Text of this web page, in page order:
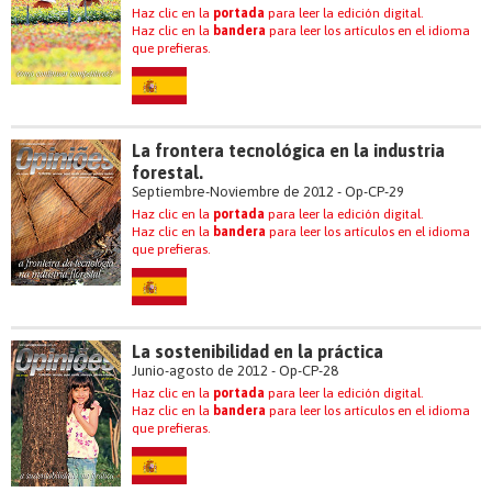
Haz clic en la portada para leer la edición digital.
Haz clic en la bandera para leer los artículos en el idioma
que prefieras.
La frontera tecnológica en la industria
forestal.
Septiembre-Noviembre de 2012 - Op-CP-29
Haz clic en la portada para leer la edición digital.
Haz clic en la bandera para leer los artículos en el idioma
que prefieras.
La sostenibilidad en la práctica
Junio-agosto de 2012 - Op-CP-28
Haz clic en la portada para leer la edición digital.
Haz clic en la bandera para leer los artículos en el idioma
que prefieras.